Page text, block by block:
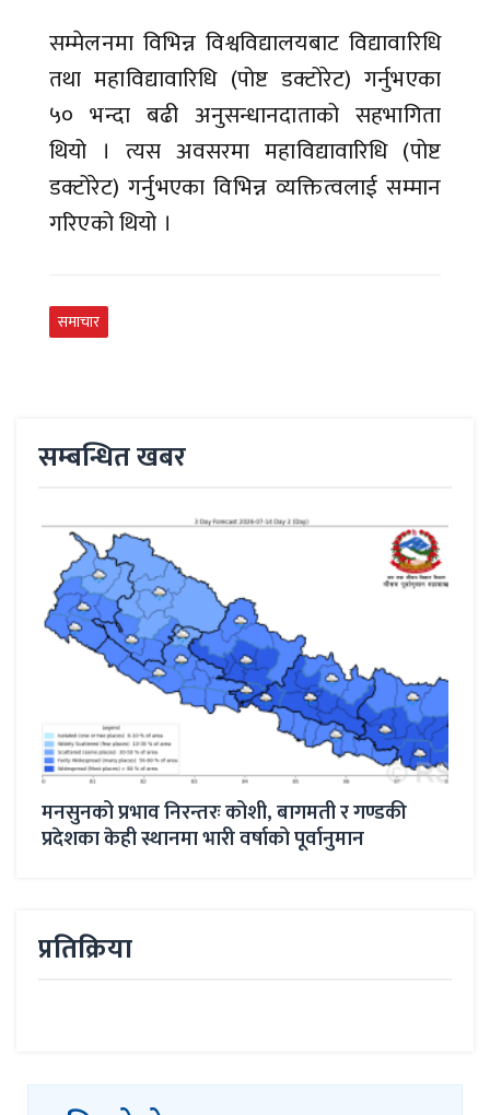
सम्मेलनमा विभिन्न विश्वविद्यालयबाट विद्यावारिधि
तथा महाविद्यावारिधि (पोष्ट डक्टोरेट) गर्नुभएका
५० भन्दा बढी अनुसन्धानदाताको सहभागिता
थियो । त्यस अवसरमा महाविद्यावारिधि (पोष्ट
डक्टोरेट) गर्नुभएका विभिन्न व्यक्तित्वलाई सम्मान
गरिएको थियो ।
समाचार
सम्बन्धित खबर
बागमती र गण्डकी
वर्षाको पूर्वानुमान
माइतीघर डुबान समस्याः
गरिँदै
प्रतिक्रिया